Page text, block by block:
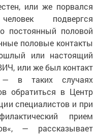
или же порвался
подвергся
постоянный половой
половые контакты
или настоящий
или же был контакт
— в таких случаях
обратиться в Центр
специалистов и при
прием
— рассказывает